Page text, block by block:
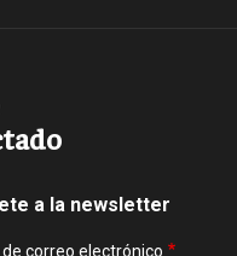
a la newsletter
de correo electrónico